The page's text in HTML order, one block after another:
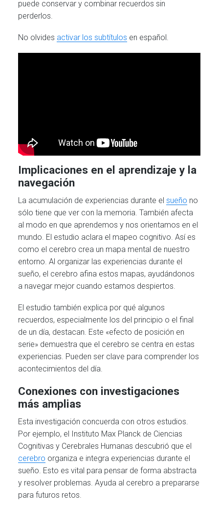
puede conservar y combinar recuerdos sin
perderlos.
No olvides activar los subtítulos en español.
Implicaciones en el aprendizaje y la
navegación
La acumulación de experiencias durante elsueño no
sólo tiene que ver con la memoria. También afecta
al modo en que aprendemos y nos orientamos en el
mundo. El estudio aclara el mapeo cognitivo. Así es
como el cerebro crea un mapa mental de nuestro
entorno. Al organizar las experiencias durante el
sueño, el cerebro afina estos mapas, ayudándonos
a navegar mejor cuando estamos despiertos.
El estudio también explica por qué algunos
recuerdos, especialmente los del principio o el final
de un día, destacan. Este «efecto de posición en
serie» demuestra que el cerebro se centra en estas
experiencias. Pueden ser clave para comprender los
acontecimientos del día.
Conexiones con investigaciones
más amplias
Esta investigación concuerda con otros estudios.
Por ejemplo, el Instituto Max Planck de Ciencias
Cognitivas y Cerebrales Humanas descubrió que el
cerebro organiza e integra experiencias durante el
sueño. Esto es vital para pensar de forma abstracta
y resolver problemas. Ayuda al cerebro a prepararse
para futuros retos.